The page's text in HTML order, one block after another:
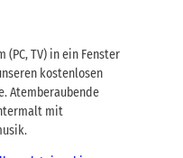
TV) in ein Fenster
kostenlosen
Atemberaubende
mit